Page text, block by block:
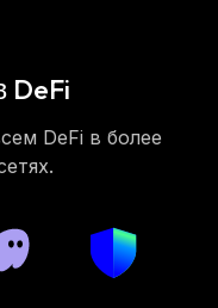
DeFi
DeFi в более